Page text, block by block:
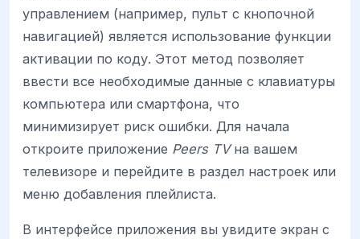
управлением (например, пульт с кнопочной
навигацией) является использование функции
активации по коду. Этот метод позволяет
ввести все необходимые данные с клавиатуры
компьютера или смартфона, что
минимизирует риск ошибки. Для начала
откроите приложение Peers TVна вашем
телевизоре и перейдите в раздел настроек или
меню добавления плейлиста.
В интерфейсе приложения вы увидите экран с